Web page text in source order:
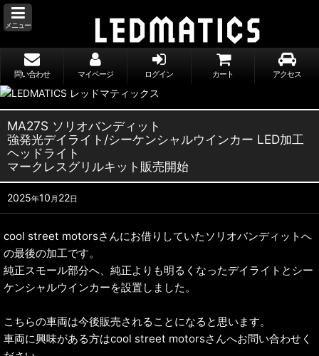
メニュー
問い合わせ マイページ ログイン カート アクセス
MA27S ソリオバンディット
強発光デイライト/シーケンシャルウインカー LED加工
ヘッドライト
マークレスグリルキット販売開始
2025年10 月 22日
cool street motorsさんにお借りしていたソリオバンディットへ
の最後の加工です。
純正スモール部分へ、純正よりも明るくなったデイライトとシー
ケンシャルウインカーを設置しました。
こちらの車両は今後販売されることになると思います。
車両に興味がある方はcool street motorsさんへお問い合わせく